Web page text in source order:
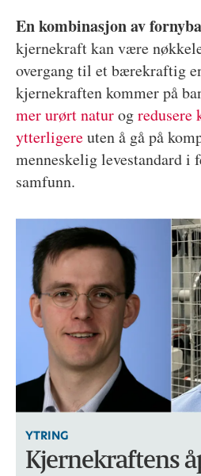
En kombinasjon av
kjernekraft kan være
overgang til et bærekraftig
kjernekraften kommer på
mer urørt naturogredusere
ytterligereuten å gå på
menneskelig levestandard i
samfunn.
YTRING
Kjernekraftens